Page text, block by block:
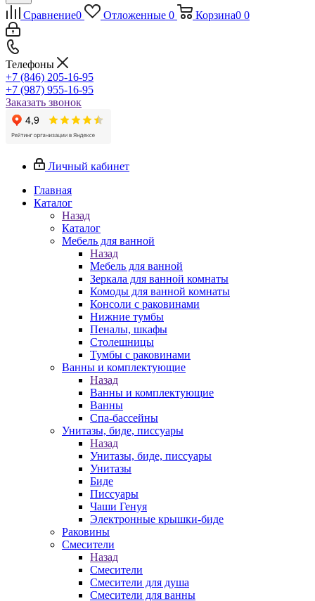
Сравнение0 Отложенные 0 Корзина0 0
Телефоны
+7 (846) 205-16-95
+7 (987) 955-16-95
Заказать звонок
Личный кабинет
Главная
Каталог
Назад
Каталог
Мебель для ванной
Назад
Мебель для ванной
Зеркала для ванной комнаты
Комоды для ванной комнаты
Консоли с раковинами
Нижние тумбы
Пеналы, шкафы
Столешницы
Тумбы с раковинами
Ванны и комплектующие
Назад
Ванны и комплектующие
Ванны
Спа-бассейны
Унитазы, биде, писсуары
Назад
Унитазы, биде, писсуары
Унитазы
Биде
Писсуары
Чаши Генуя
Электронные крышки-биде
Раковины
Смесители
Назад
Смесители
Смесители для душа
Смесители для ванны